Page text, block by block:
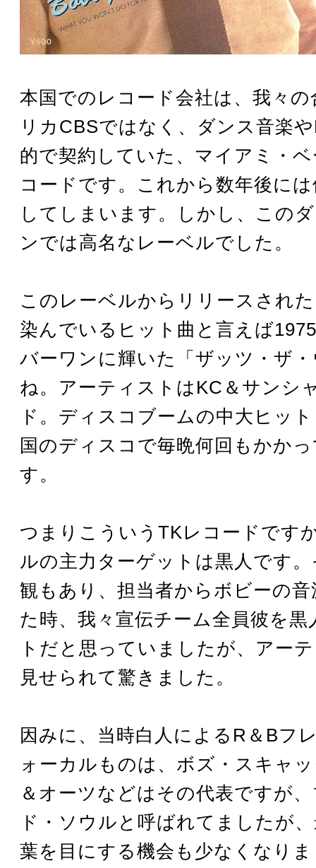
本国でのレコード会社は、我々
リカCBSではなく、ダンス音楽
的で契約していた、マイアミ・
コードです。これから数年後に
してしまいます。しかし、この
ンでは高名なレーベルでした。
このレーベルからリリースされ
染んでいるヒット曲と言えば
バーワンに輝いた「ザッツ・ザ
ね。アーティストはKC＆サンシ
ド。ディスコブームの中大ヒッ
国のディスコで毎晩何回もかか
す。
つまりこういうTKレコードです
ルの主力ターゲットは黒人です
観もあり、担当者からボビーの
た時、我々宣伝チーム全員彼を黒
トだと思っていましたが、アー
見せられて驚きました。
因みに、当時白人によるR＆Bフ
ォーカルものは、ボズ・スキャ
＆オーツなどはその代表ですが
ド・ソウルと呼ばれてましたが
葉を目にする機会も少なくなり